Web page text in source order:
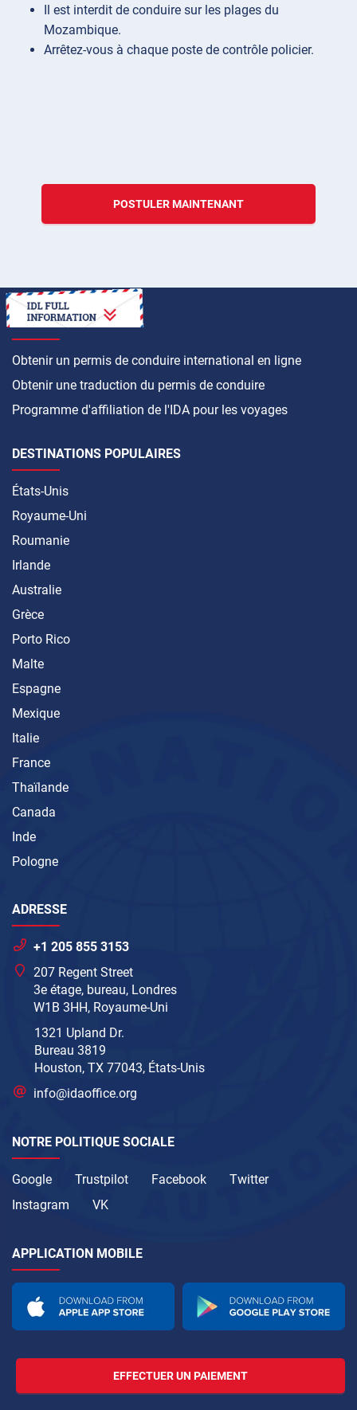
Il est interdit de conduire sur les plages du
Mozambique.
Arrêtez-vous à chaque poste de contrôle policier.
POSTULER MAINTENANT
COMMENT FAIRE
Obtenir un permis de conduire international en ligne
Obtenir une traduction du permis de conduire
Programme d'affiliation de l'IDA pour les voyages
DESTINATIONS POPULAIRES
États-Unis
Royaume-Uni
Roumanie
Irlande
Australie
Grèce
Porto Rico
Malte
Espagne
Mexique
Italie
France
Thaïlande
Canada
Inde
Pologne
ADRESSE
+1 205 855 3153
207 Regent Street
3e étage, bureau, Londres
W1B 3HH, Royaume-Uni
1321 Upland Dr.
Bureau 3819
Houston, TX 77043, États-Unis
info@idaoffice.org
NOTRE POLITIQUE SOCIALE
Google Trustpilot Facebook
Twitter
Instagram
VK
APPLICATION MOBILE
EFFECTUER UN PAIEMENT